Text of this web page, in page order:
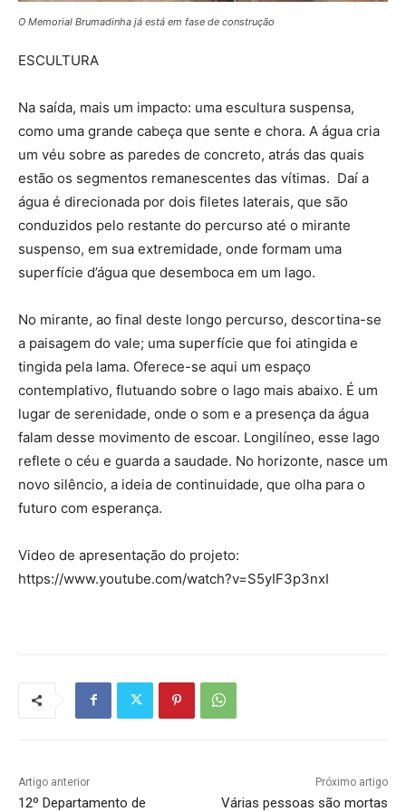
O Memorial Brumadinha já está em fase de construção
ESCULTURA
Na saída, mais um impacto: uma escultura suspensa,
como uma grande cabeça que sente e chora. A água cria
um véu sobre as paredes de concreto, atrás das quais
estão os segmentos remanescentes das vítimas. Daí a
água é direcionada por dois filetes laterais, que são
conduzidos pelo restante do percurso até o mirante
suspenso, em sua extremidade, onde formam uma
superfície d’água que desemboca em um lago.
No mirante, ao final deste longo percurso, descortina-se
a paisagem do vale; uma superfície que foi atingida e
tingida pela lama. Oferece-se aqui um espaço
contemplativo, flutuando sobre o lago mais abaixo. É um
lugar de serenidade, onde o som e a presença da água
falam desse movimento de escoar. Longilíneo, esse lago
reflete o céu e guarda a saudade. No horizonte, nasce um
novo silêncio, a ideia de continuidade, que olha para o
futuro com esperança.
Video de apresentação do projeto:
https://www.youtube.com/watch?v=S5yIF3p3nxI
Artigo anterior
12º Departamento de
Próximo artigo
Várias pessoas são mortas